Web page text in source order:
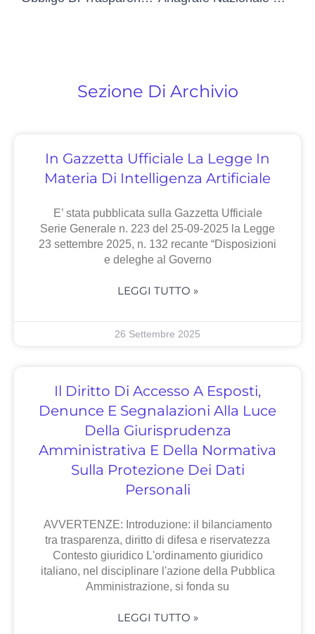
Sezione Di Archivio
In Gazzetta Ufficiale La Legge In
Materia Di Intelligenza Artificiale
E’ stata pubblicata sulla Gazzetta Ufficiale
Serie Generale n. 223 del 25-09-2025 la Legge
23 settembre 2025, n. 132 recante “Disposizioni
e deleghe al Governo
LEGGI TUTTO »
26 Settembre 2025
Il Diritto Di Accesso A Esposti,
Denunce E Segnalazioni Alla Luce
Della Giurisprudenza
Amministrativa E Della Normativa
Sulla Protezione Dei Dati
Personali
AVVERTENZE: Introduzione: il bilanciamento
tra trasparenza, diritto di difesa e riservatezza
Contesto giuridico L'ordinamento giuridico
italiano, nel disciplinare l'azione della Pubblica
Amministrazione, si fonda su
LEGGI TUTTO »